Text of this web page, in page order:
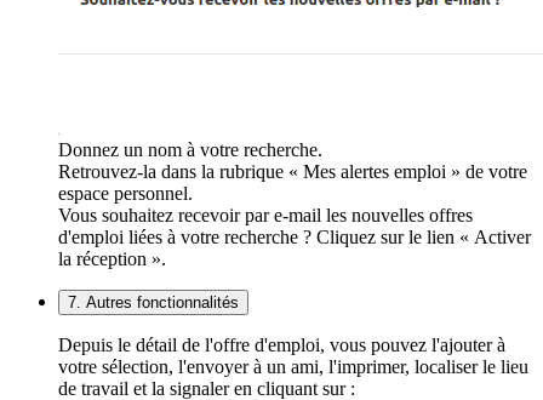
Donnez un nom à votre recherche.
Retrouvez-la dans la rubrique « Mes alertes emploi » de votre
espace personnel.
Vous souhaitez recevoir par e-mail les nouvelles offres
d'emploi liées à votre recherche ? Cliquez sur le lien « Activer
la réception ».
7. Autres fonctionnalités
Depuis le détail de l'offre d'emploi, vous pouvez l'ajouter à
votre sélection, l'envoyer à un ami, l'imprimer, localiser le lieu
de travail et la signaler en cliquant sur :